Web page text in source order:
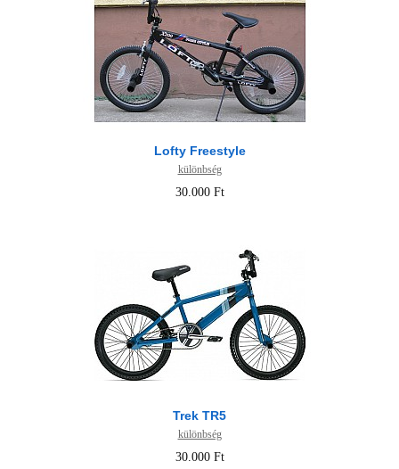
Lofty Freestyle
különbség
30.000 Ft
Trek TR5
különbség
30.000 Ft